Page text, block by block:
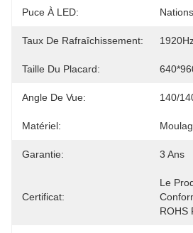
Puce À LED:
Taux De Rafraîchissement:
Taille Du Placard:
Angle De Vue: 140/
Matériel:
Garantie: 3 Ans
Certificat:
Le
ROHS